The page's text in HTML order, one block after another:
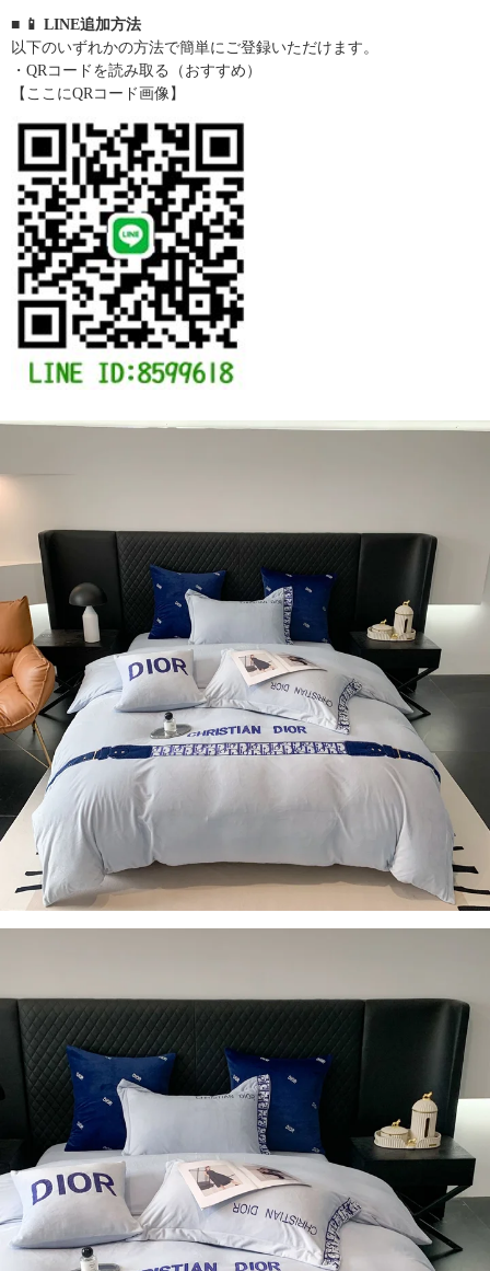
■ 📱 LINE追加方法
以下のいずれかの方法で簡単にご登録いただけます。
・QRコードを読み取る（おすすめ）
【ここにQRコード画像】